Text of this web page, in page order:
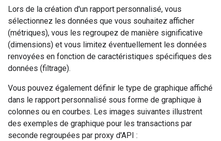
Lors de la création d'un rapport personnalisé, vous
sélectionnez les données que vous souhaitez afficher
(métriques), vous les regroupez de manière significative
(dimensions) et vous limitez éventuellement les données
renvoyées en fonction de caractéristiques spécifiques des
données (filtrage).
Vous pouvez également définir le type de graphique affiché
dans le rapport personnalisé sous forme de graphique à
colonnes ou en courbes. Les images suivantes illustrent
des exemples de graphique pour les transactions par
seconde regroupées par proxy d'API :